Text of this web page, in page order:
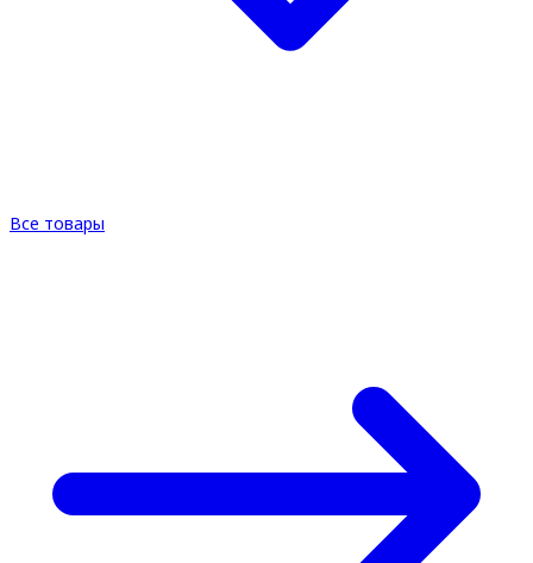
Все товары